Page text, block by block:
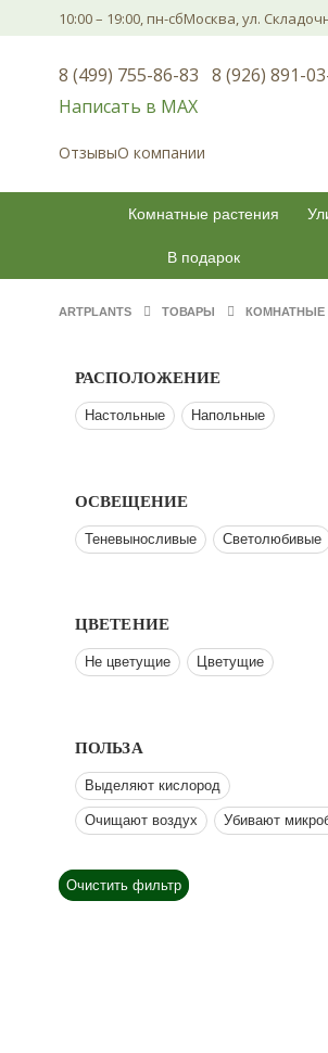
10:00 – 19:00, пн-сбМосква, ул.
8 (499) 755-86-83 8 (926) 891-
Написать в МАХ
ОтзывыО компании
Комнатные растения
В подарок
ARTPLANTS ТОВАРЫ КОМНАТНЫЕ
РАСПОЛОЖЕНИЕ
Настольные Напольные
ОСВЕЩЕНИЕ
Теневыносливые Светолюбивые
ЦВЕТЕНИЕ
Не цветущие Цветущие
ПОЛЬЗА
Выделяют кислород
Очищают воздух Убивают
Очистить фильтр